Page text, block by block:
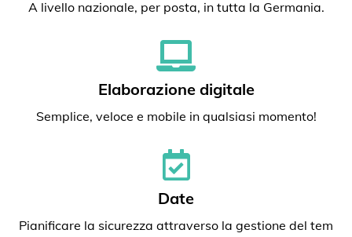
A livello nazionale, per posta, in tutta la Germania.
Elaborazione digitale
Semplice, veloce e mobile in qualsiasi momento!
Date
Pianificare la sicurezza attraverso la gestione del tem